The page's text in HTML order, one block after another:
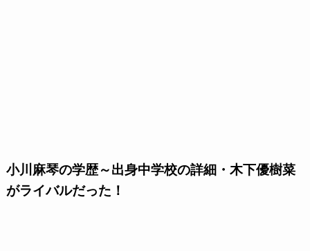
小川麻琴の学歴～出身中学校の詳細・木下優樹菜
がライバルだった！